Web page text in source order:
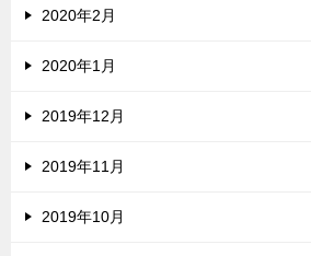
2020年2月
2020年1月
2019年12月
2019年11月
2019年10月